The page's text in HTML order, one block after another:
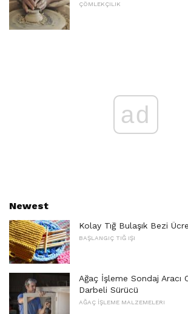
ÇÖMLEKÇILIK
ad
Newest
Kolay Tığ Bulaşık Bezi
BAŞLANGIÇ ​​TIĞ IŞI
Ağaç İşleme Sondaj Aracı
Darbeli Sürücü
AĞAÇ İŞLEME MALZEMELERI